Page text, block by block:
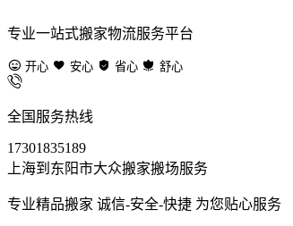
专业一站式搬家物流服务平台
开心 安心 省心 舒心
全国服务热线
17301835189
上海到东阳市大众搬家搬场服务
专业精品搬家 诚信-安全-快捷 为您贴心服务